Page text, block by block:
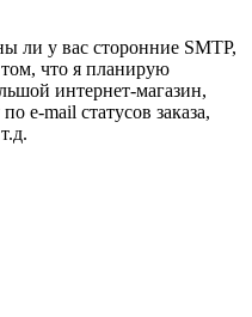
ли у вас сторонние SMTP,
что я планирую
интернет-магазин,
e-mail статусов заказа,